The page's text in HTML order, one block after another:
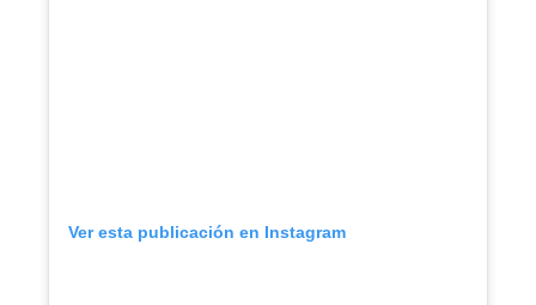
Ver esta publicación en Instagram